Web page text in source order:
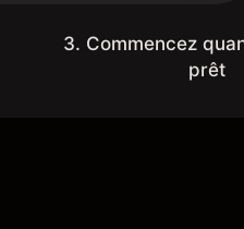
3. Commencez
prêt